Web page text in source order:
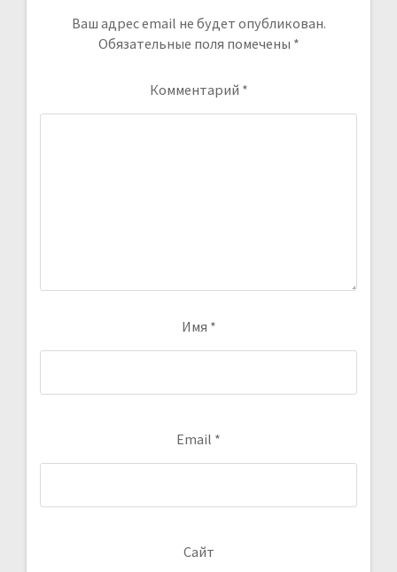
Ваш адрес email не будет опубликован.
Обязательные поля помечены *
Комментарий *
Имя *
Email *
Сайт